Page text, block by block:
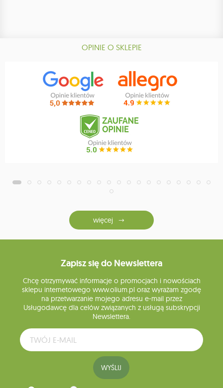
OPINIE O SKLEPIE
więcej
Zapisz się do Newslettera
Chcę otrzymywać informacje o promocjach i nowościach
sklepu internetowego www.olium.pl oraz wyrażam zgodę
na przetwarzanie mojego adresu e-mail przez
Usługodawcę dla celów związanych z usługą subskrypcji
Newslettera.
WYŚLIJ